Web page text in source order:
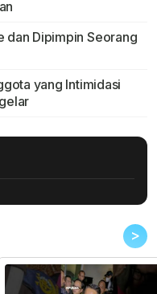
dan Dipimpin Seorang
yang Intimidasi
>